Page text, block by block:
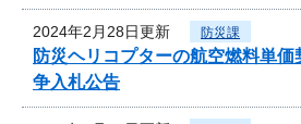
2024年2月28日更新 防災課
防災ヘリコプターの航空燃料単
争入札公告